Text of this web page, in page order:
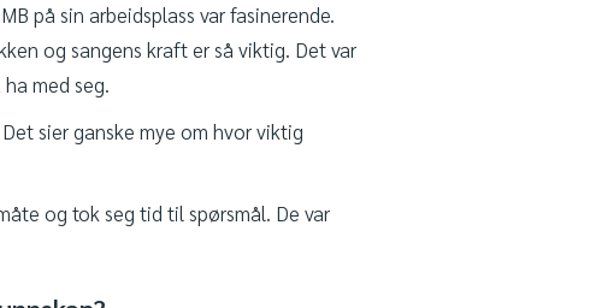
på sin arbeidsplass var fasinerende.
og sangens kraft er så viktig. Det var
med seg.
sier ganske mye om hvor viktig
og tok seg tid til spørsmål. De var